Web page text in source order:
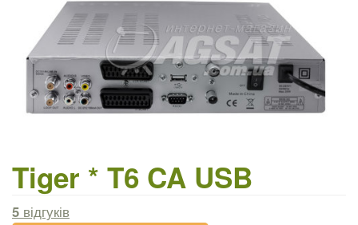
Tiger * T6 CA USB
5 відгуків